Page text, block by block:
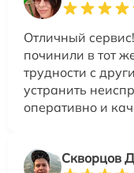
Отличный
починили в тот
трудности с
устранить
оперативно и
Скворцов